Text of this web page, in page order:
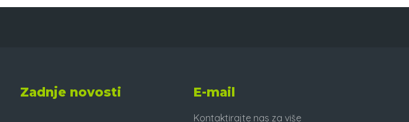
Zadnje novosti E-mail
Kontaktirajte nas za više